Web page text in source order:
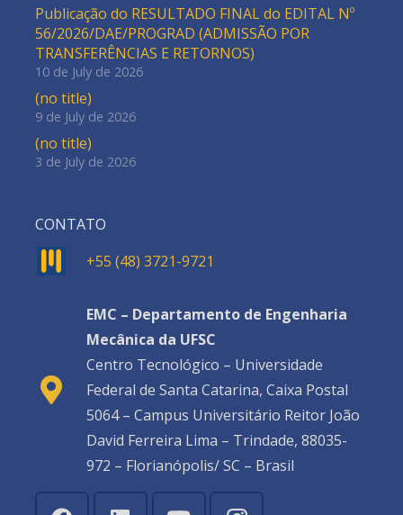
Publicação do RESULTADO FINAL do EDITAL Nº
56/2026/DAE/PROGRAD (ADMISSÃO POR
TRANSFERÊNCIAS E RETORNOS)
10 de July de 2026
(no title)
9 de July de 2026
(no title)
3 de July de 2026
CONTATO
+55 (48) 3721-9721
EMC – Departamento de Engenharia
Mecânica da UFSC
Centro Tecnológico – Universidade
Federal de Santa Catarina, Caixa Postal
5064 – Campus Universitário Reitor João
David Ferreira Lima – Trindade, 88035-
972 – Florianópolis/ SC – Brasil